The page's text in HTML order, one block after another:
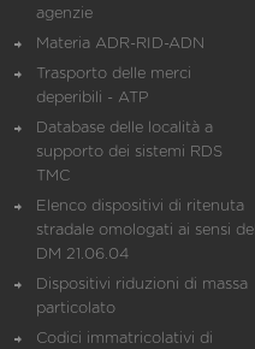
agenzie
Materia ADR-RID-ADN
Trasporto delle merci
deperibili - ATP
Database delle località a
supporto dei sistemi RDS
TMC
Elenco dispositivi di ritenuta
stradale omologati ai sensi del
DM 21.06.04
Dispositivi riduzioni di massa
particolato
Codici immatricolativi di